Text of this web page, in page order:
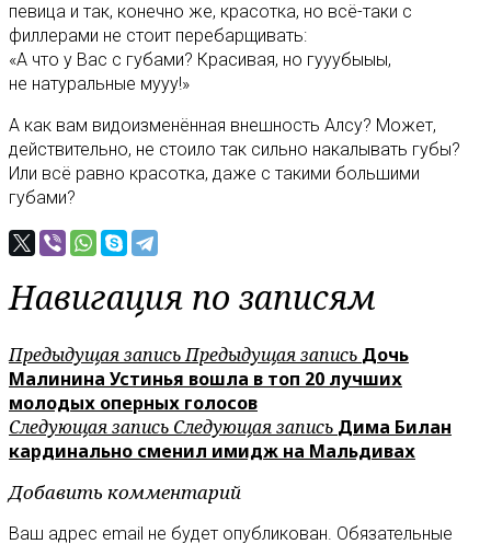
певица и так, конечно же, красотка, но всё-таки с
филлерами не стоит перебарщивать:
«A что у Вас с губами? Красивая, но гууубыыы,
не натуральные мууу!»
А как вам видоизменённая внешность Алсу? Может,
действительно, не стоило так сильно накалывать губы?
Или всё равно красотка, даже с такими большими
губами?
Навигация по записям
Предыдущая записьПредыдущая запись Дочь
Малинина Устинья вошла в топ 20 лучших
молодых оперных голосов
Следующая запись Следующая запись Дима Билан
кардинально сменил имидж на Мальдивах
Добавить комментарий
Ваш адрес email не будет опубликован. Обязательные